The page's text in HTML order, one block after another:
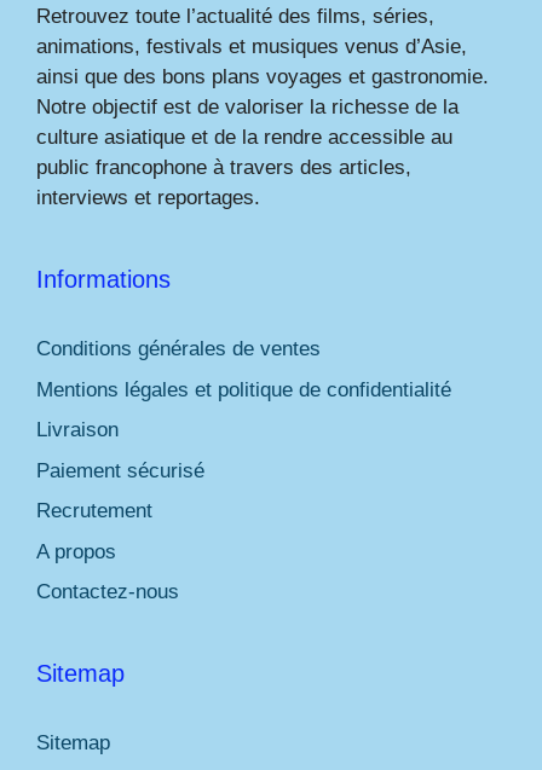
Retrouvez toute l’actualité des films, séries,
animations, festivals et musiques venus d’Asie,
ainsi que des bons plans voyages et gastronomie.
Notre objectif est de valoriser la richesse de la
culture asiatique et de la rendre accessible au
public francophone à travers des articles,
interviews et reportages.
Informations
Conditions générales de ventes
Mentions légales et politique de confidentialité
Livraison
Paiement sécurisé
Recrutement
A propos
Contactez-nous
Sitemap
Sitemap